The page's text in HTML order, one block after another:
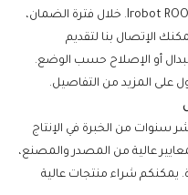
نقدم ضمانا لمدة عام لبطارية Irobot ROOMBA 4225. خلال فترة الضمان،
الإتصال بنا لتقديم
أو الإصلاح حسب الوضع.
على المزيد من التفاصيل.
سنوات من الخبرة في الإنتاج
عالية من المصدر والمصنع،
يمكنكم شراء منتجات عالية